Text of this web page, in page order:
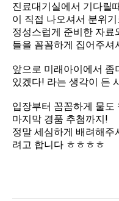
진료대기실에서 기다릴
이 직접 나오셔서 분위
정성스럽게 준비한 자료
들을 꼼꼼하게 집어주셔
앞으로 미래아이에서 좀
있겠다! 라는 생각이 든
입장부터 꼼꼼하게 물도
마지막 경품 추첨까지!
정말 세심하게 배려해
려고 합니다 ㅎㅎㅎㅎ